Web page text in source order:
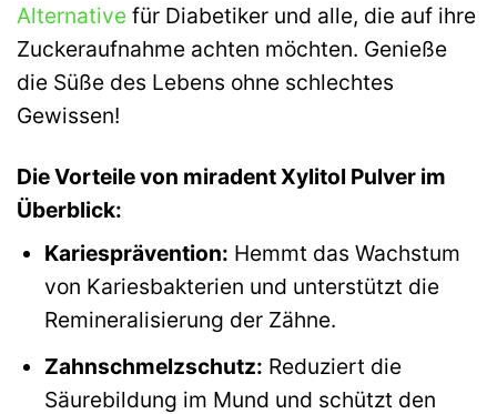
Alternative für Diabetiker und alle, die auf ihre
Zuckeraufnahme achten möchten. Genieße
die Süße des Lebens ohne schlechtes
Gewissen!
Die Vorteile von miradent Xylitol Pulver im
Überblick:
Kariesprävention: Hemmt das Wachstum
von Kariesbakterien und unterstützt die
Remineralisierung der Zähne.
Zahnschmelzschutz: Reduziert die
Säurebildung im Mund und schützt den